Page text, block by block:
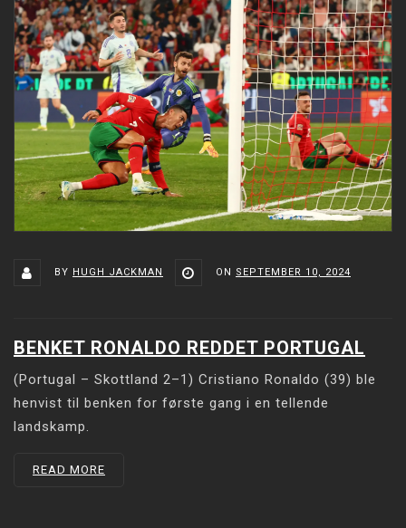
BY HUGH JACKMAN ON SEPTEMBER 10, 2024
BENKET RONALDO REDDET PORTUGAL
(Portugal – Skottland 2–1) Cristiano Ronaldo (39) ble
henvist til benken for første gang i en tellende
landskamp.
READ MORE